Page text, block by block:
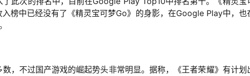
榜中已经没有了《精灵宝可梦Go》的身影，在Google Play中，也
，不过国产游戏的崛起势头非常明显。据称，《王者荣耀》有计划